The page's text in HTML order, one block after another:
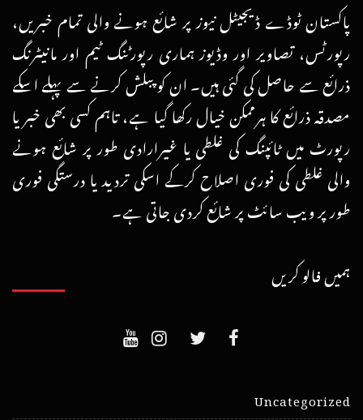
پاکستان ٹوڈے ڈیجیٹل نیوز پر شائع ہونے والی تمام خبریں،
رپورٹس، تصاویر اور وڈیوز ہماری رپورٹنگ ٹیم اور مانیٹرنگ
ذرائع سے حاصل کی گئی ہیں۔ ان کو پبلش کرنے سے پہلے اسکے
مصدقہ ذرائع کا ہرممکن خیال رکھا گیا ہے، تاہم کسی بھی خبر یا
رپورٹ میں ٹائپنگ کی غلطی یا غیرارادی طور پر شائع ہونے
والی غلطی کی فوری اصلاح کرکے اسکی تردید یا درستگی فوری
طور پر ویب سائٹ پر شائع کردی جاتی ہے۔
ہمیں فالو کریں
Uncategorized